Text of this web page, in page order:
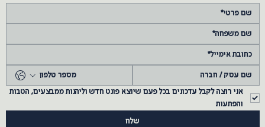
והפתעות
שלח